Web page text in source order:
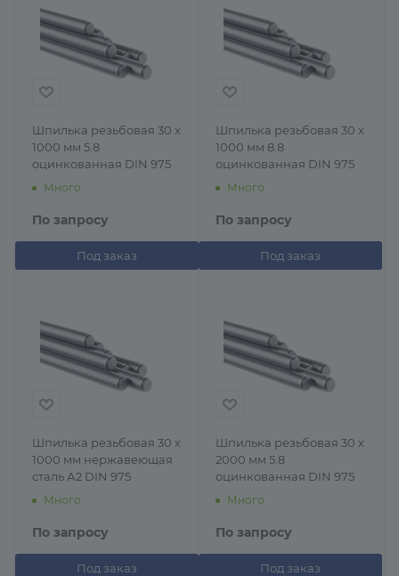
Шпилька резьбовая 30 х
1000 мм 5.8
оцинкованная DIN 975
Много
По запросу
Под заказ
Шпилька резьбовая 30 х
1000 мм 8.8
оцинкованная DIN 975
Много
По запросу
Под заказ
Шпилька резьбовая 30 х
1000 мм нержавеющая
сталь А2 DIN 975
Много
По запросу
Под заказ
Шпилька резьбовая 30 х
2000 мм 5.8
оцинкованная DIN 975
Много
По запросу
Под заказ